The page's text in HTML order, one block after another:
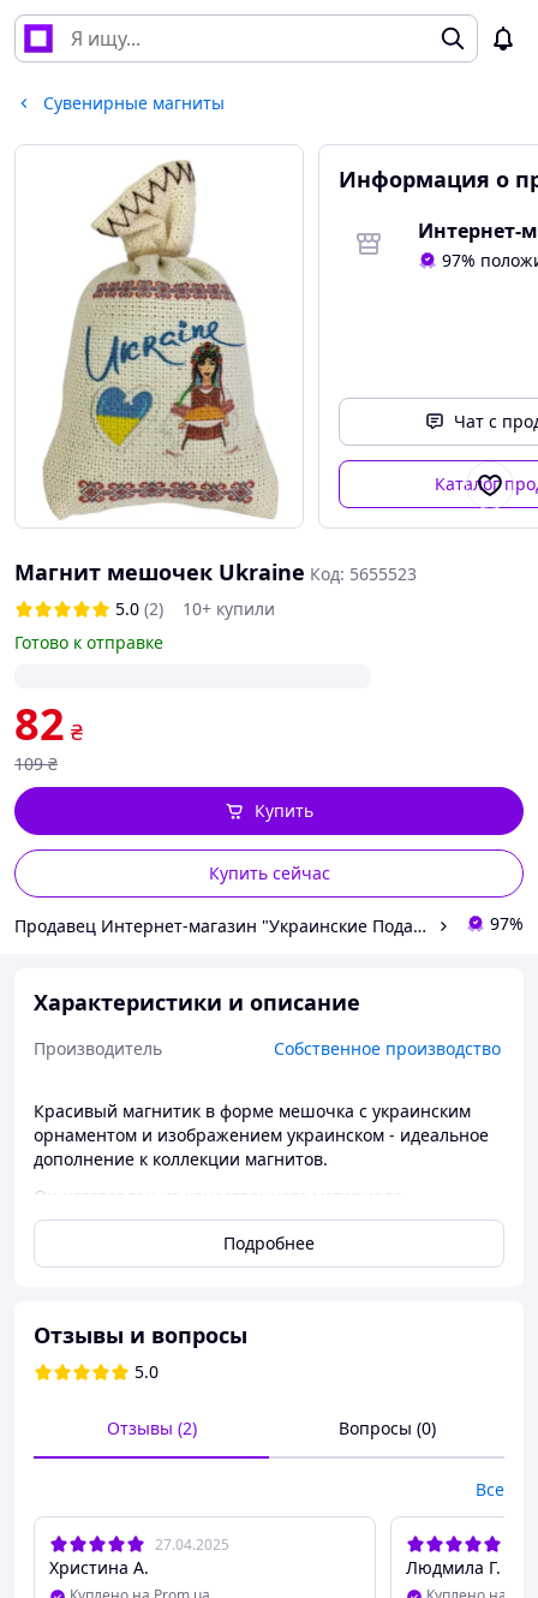
Сувенирные магниты
Информация о
97%
Чат с
Каталог
Магнит мешочек Ukraine Код: 5655523
5.0 (2)
10+ купили
Готово к отправке
82 ₴
109 ₴
Купить сейчас
Купить
Продавец Интернет-магазин "Украинские Подарки" 97%
Характеристики и описание
Производитель Собственное производство
Красивый магнитик в форме мешочка с украинским
орнаментом и изображением украинском - идеальное
дополнение к коллекции магнитов.
Он изготовлен из качественного материала.
Подойдет на подарок патриотам или иностранцам.
Возможно изготовление индивидуального рисунка при
На нашем сайте вы можете купить vагнит мешочек
Ukraine по доступной цене оптом или в розницу и с
Подробнее
Отзывы и вопросы
5.0
Отзывы (2) Вопросы (0)
Все
27.04.2025
Христина А. Людмила Г.